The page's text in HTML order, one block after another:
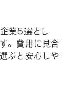
業5選とし
。費用に見合
ぶと安心しや